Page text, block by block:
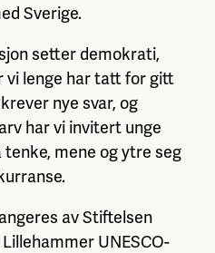
Sverige.
setter demokrati,
vi lenge har tatt for gitt
nye svar, og
har vi invitert unge
tenke, mene og ytre seg
av Stiftelsen
UNESCO-